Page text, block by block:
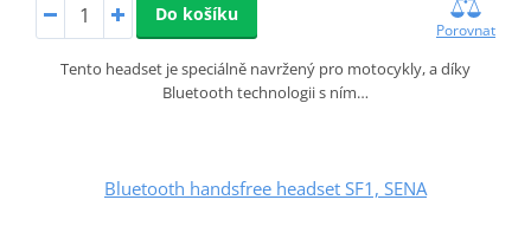
Do košíku
Porovnat
Tento headset je speciálně navržený pro motocykly, a díky
Bluetooth technologii s ním…
Bluetooth handsfree headset SF1, SENA